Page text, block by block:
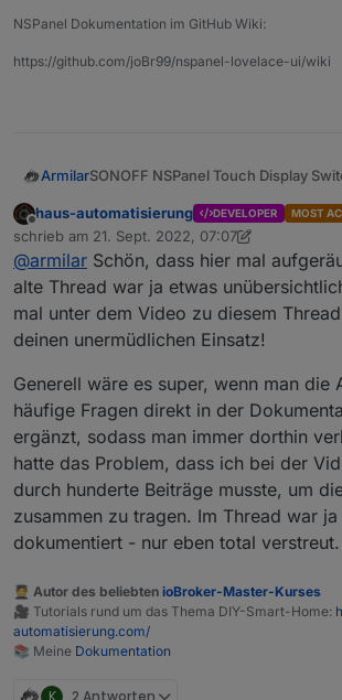
NSPanel Dokumentation im GitHub Wiki:
https://github.com/joBr99/nspanel-lovelace-ui/wiki
ArmilarSONOFF NSPanel Touch Display
mit Lovelace UI und TASMOTA
Das Thema
nspanel/1542
An alle begeisterten NSPanel'er
Offline
haus-automatisierung DEVELOPER MOST
schrieb am 21. Sept. 2022, 07:07
zuletzt editiert von haus-automatisierung
@armilar Schön, dass hier mal
alte Thread war ja etwas
mal unter dem Video zu diesem
deinen unermüdlichen Einsatz!
Generell wäre es super, wenn man die
häufige Fragen direkt in der
ergänzt, sodass man immer dorthin
hatte das Problem, dass ich bei der
durch hunderte Beiträge musste, um
zusammen zu tragen. Im Thread war
dokumentiert - nur eben total verstreut.
🧑‍🎓 Autor des beliebten ioBroker-Master-Kurses
🎥 Tutorials rund um das Thema DIY-Smart-Home:
automatisierung.com/
📚 Meine Dokumentation
K 2 Antworten